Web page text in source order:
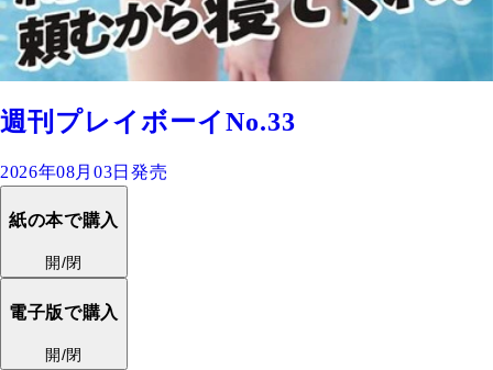
週刊プレイボーイNo.33
2026年08月03日発売
紙の本で購入
開/閉
電子版で購入
開/閉